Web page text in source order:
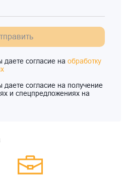
согласие на обработку
согласие на получение
и спецпредложениях на